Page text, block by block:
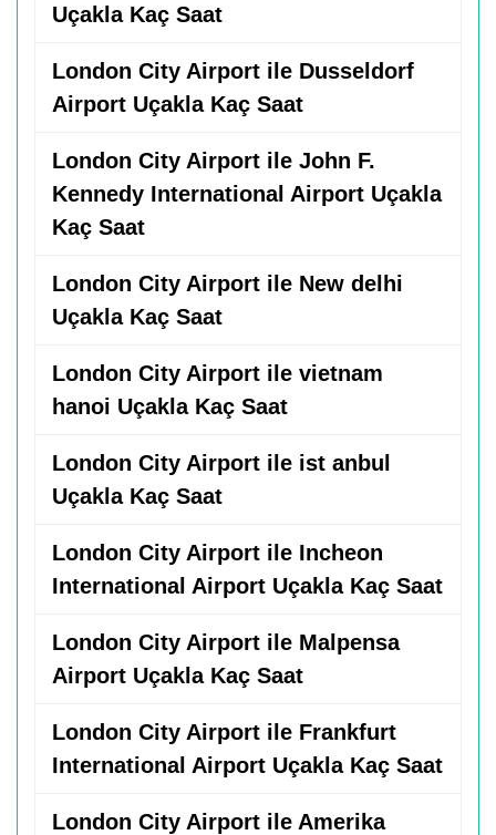
Uçakla Kaç Saat
London City Airport ile Dusseldorf
Airport Uçakla Kaç Saat
London City Airport ile John F.
Kennedy International Airport Uçakla
Kaç Saat
London City Airport ile New delhi
Uçakla Kaç Saat
London City Airport ile vietnam
hanoi Uçakla Kaç Saat
London City Airport ile ist anbul
Uçakla Kaç Saat
London City Airport ile Incheon
International Airport Uçakla Kaç Saat
London City Airport ile Malpensa
Airport Uçakla Kaç Saat
London City Airport ile Frankfurt
International Airport Uçakla Kaç Saat
London City Airport ile Amerika